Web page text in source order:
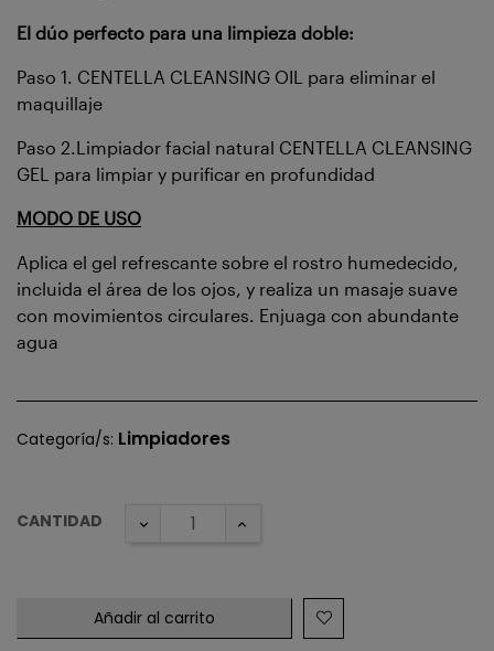
El dúo perfecto para una limpieza doble:
Paso 1. CENTELLA CLEANSING OIL para eliminar el
maquillaje
Paso 2.Limpiador facial natural CENTELLA CLEANSING
GEL para limpiar y purificar en profundidad
MODO DE USO
Aplica el gel refrescante sobre el rostro humedecido,
incluida el área de los ojos, y realiza un masaje suave
con movimientos circulares. Enjuaga con abundante
agua
Categoría/s: Limpiadores
CANTIDAD
Añadir al carrito